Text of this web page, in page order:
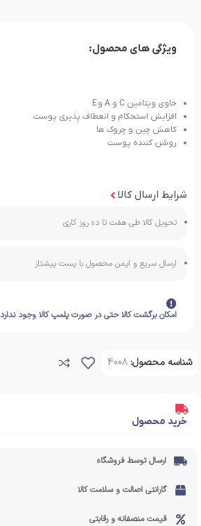
ویژگی های محصول:
حاوی ویتامین C و A و E
افزایش استحكام و انعطاف پذیری پوست
كاهش چین و چروک ها
روشن کننده پوست
شرایط ارسال کالا
تحویل کالا طی هفت تا ده روز کاری
ارسال سریع و ایمن محصول با پست پیشتاز
امکان برگشت کالا حتی در صورت پلمپ کالا وجود ندارد
شناسه محصول: 4008
خرید محصول
ارسال توسط فروشگاه
گارانتی اصالت و سلامت کالا
قیمت منصفانه و رقابتی